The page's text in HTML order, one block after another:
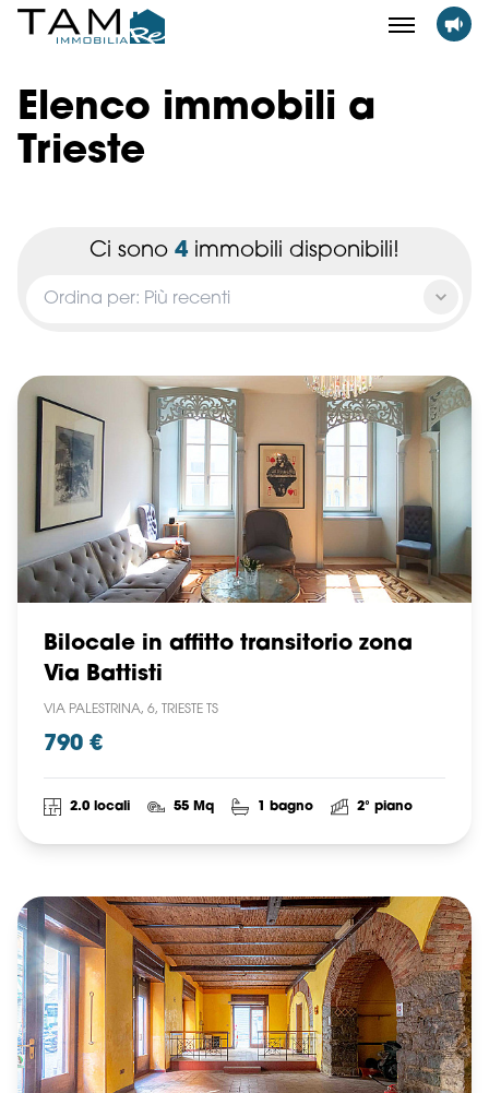
Elenco immobili a
Trieste
Ci sono 4 immobili disponibili!
Ordina per: Più recenti
Bilocale in affitto transitorio zona
Via Battisti
VIA PALESTRINA, 6, TRIESTE TS
790 €
2.0 locali 55 Mq 1 bagno 2° piano